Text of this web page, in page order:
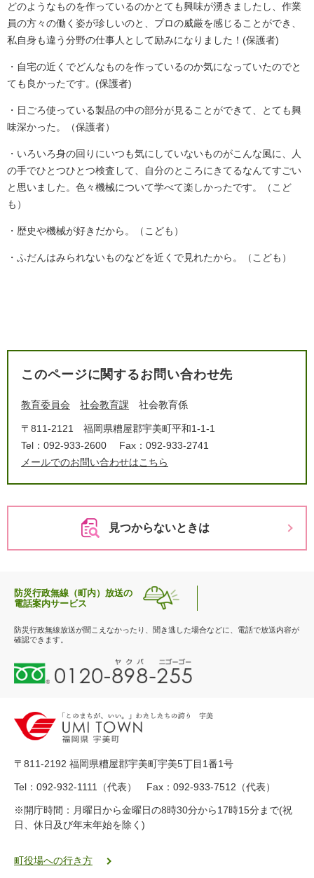
どのようなものを作っているのかとても興味が湧きましたし、作業
員の方々の働く姿が珍しいのと、プロの威厳を感じることができ、
私自身も違う分野の仕事人として励みになりました！(保護者)
・自宅の近くでどんなものを作っているのか気になっていたのでと
ても良かったです。(保護者)
・日ごろ使っている製品の中の部分が見ることができて、とても興
味深かった。（保護者）
​・いろいろ身の回りにいつも気にしていないものがこんな風に、人
の手でひとつひとつ検査して、自分のところにきてるなんてすごい
と思いました。色々機械について学べて楽しかったです。​（こど
も）
・歴史や機械が好きだから。（こども）
​・ふだんはみられないものなどを近くで見れたから。​（こども）
このページに関するお問い合わせ先
教育委員会 社会教育課 社会教育係
〒811-2121
福岡県糟屋郡宇美町平和1-1-1
Tel：092-933-2600
Fax：092-933-2741
メールでのお問い合わせはこちら
見つからないときは
防災行政無線（町内）放送の
電話案内サービス
防災行政無線放送が聞こえなかったり、聞き逃した場合などに、電話で放送内容が
確認できます。
0
1
-
8
-
5
5
ク
〒811-2192 福岡県糟屋郡宇美町宇美5丁目1番1号
Tel：092-932-1111（代表） Fax：092-933-7512（代表）
※開庁時間：月曜日から金曜日の8時30分から17時15分まで(祝
日、休日及び年末年始を除く)
町役場への行き方